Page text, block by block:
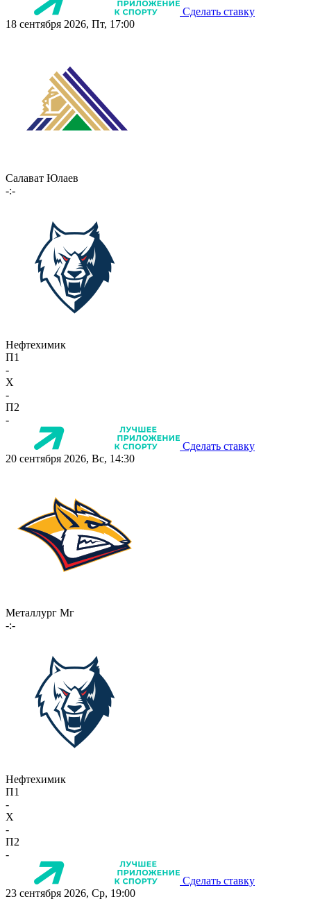
Сделать ставку
18 сентября 2026, Пт, 17:00
Салават Юлаев
-:-
Нефтехимик
П1
-
X
-
П2
-
Сделать ставку
20 сентября 2026, Вс, 14:30
Металлург Мг
-:-
Нефтехимик
П1
-
X
-
П2
-
Сделать ставку
23 сентября 2026, Ср, 19:00